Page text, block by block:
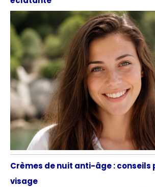
Crèmes de nuit anti-âge : conseils
visage